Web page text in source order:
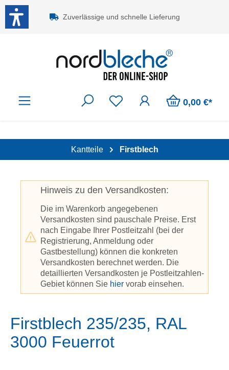
Zum Hauptinhalt springen
Zuverlässige und schnelle Lieferung
0,00 €*
Kantteile Firstblech
Hinweis zu den Versandkosten:
Die im Warenkorb angegebenen
Versandkosten sind pauschale Preise. Erst
nach Eingabe Ihrer Postleitzahl (bei der
Registrierung, Anmeldung oder
Gastbestellung) können die konkreten
Versandkosten berechnet werden. Die
detaillierten Versandkosten je Postleitzahlen-
Gebiet können Sie hier vorab einsehen.
Firstblech 235/235, RAL
3000 Feuerrot